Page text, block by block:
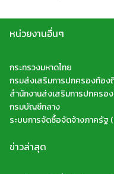
หน่วยงานอื่นๆ
กระทรวงมหาดไทย
กรมส่งเสริมการปกครองท้อง
สำนักงานส่งเสริมการปกครอ
กรมบัญชีกลาง
ระบบการจัดซื้อจัดจ้างภาครัฐ
ข่าวล่าสุด